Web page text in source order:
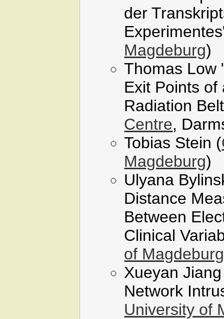
der
Magdeburg)
Thomas Low
Exit Points of
Radiation
Centre,
Tobias Stein (
Magdeburg)
Ulyana
Distance
Between
Clinical
of Magdeburg
Xueyan
Network
University of